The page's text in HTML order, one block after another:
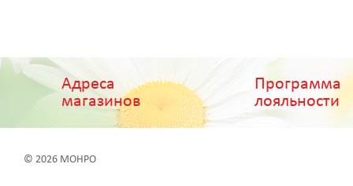
Адреса
магазинов
Программа
лояльности
© 2026 МОНРО